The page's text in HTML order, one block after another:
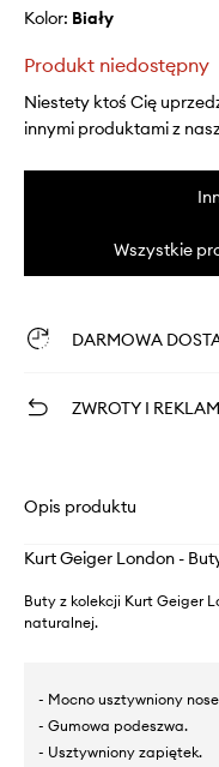
Kolor: biały
Produkt niedostępny
Niestety ktoś Cię
innymi produktami z
Wszystkie
DARMOWA
ZWROTY I
Opis produktu
Kurt Geiger London -
Buty z kolekcji Kurt Geiger
naturalnej.
- Mocno usztywniony
- Gumowa podeszwa.
- Usztywniony zapiętek.